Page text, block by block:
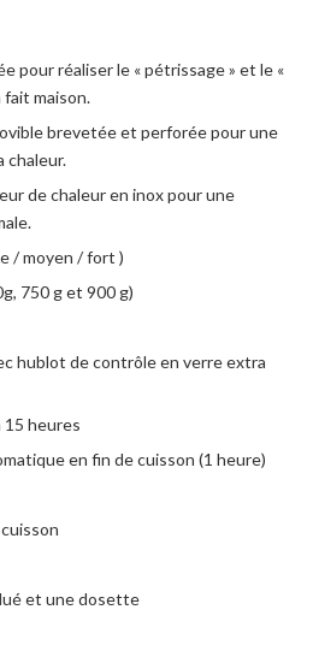
pour réaliser le « pétrissage » et le «
fait maison.
brevetée et perforée pour une
chaleur.
de chaleur en inox pour une
/ moyen / fort )
750 g et 900 g)
hublot de contrôle en verre extra
15 heures
en fin de cuisson (1 heure)
et une dosette